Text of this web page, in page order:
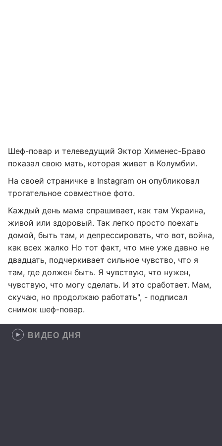
Шеф-повар и телеведущий Эктор Хименес-Браво
показал свою мать, которая живет в Колумбии.
На своей страничке в Instagram он опубликовал
трогательное совместное фото.
Каждый день мама спрашивает, как там Украина,
живой или здоровый. Так легко просто поехать
домой, быть там, и депрессировать, что вот, война,
как всех жалко Но тот факт, что мне уже давно не
двадцать, подчеркивает сильное чувство, что я
там, где должен быть. Я чувствую, что нужен,
чувствую, что могу сделать. И это сработает. Мам,
скучаю, но продолжаю работать", - подписал
снимок шеф-повар.
ВИДЕО ДНЯ